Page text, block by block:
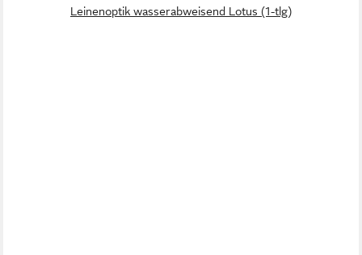
Leinenoptik wasserabweisend Lotus (1-tlg)